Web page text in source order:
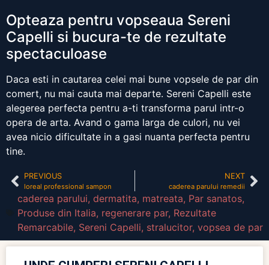
Opteaza pentru vopseaua Sereni
Capelli si bucura-te de rezultate
spectaculoase
Daca esti in cautarea celei mai bune vopsele de par din
comert, nu mai cauta mai departe. Sereni Capelli este
alegerea perfecta pentru a-ti transforma parul intr-o
opera de arta. Avand o gama larga de culori, nu vei
avea nicio dificultate in a gasi nuanta perfecta pentru
tine.
PREVIOUS
loreal professional sampon
NEXT
caderea parului remedii
caderea parului, dermatita, matreata, Par sanatos,
Produse din Italia, regenerare par, Rezultate
Remarcabile, Sereni Capelli, stralucitor, vopsea de par